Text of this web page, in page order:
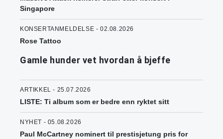
Singapore
KONSERTANMELDELSE - 02.08.2026
Rose Tattoo
Gamle hunder vet hvordan å bjeffe
ARTIKKEL - 25.07.2026
LISTE: Ti album som er bedre enn ryktet sitt
NYHET - 05.08.2026
Paul McCartney nominert til prestisjetung pris for